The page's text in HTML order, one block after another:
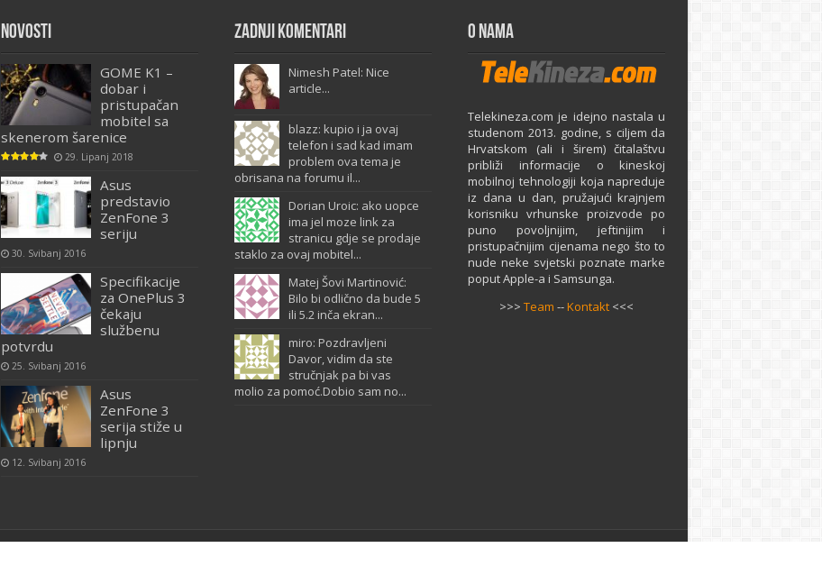
Novosti
GOME K1 –
dobar i
pristupačan
mobitel sa
skenerom šarenice
29. Lipanj 2018
Asus
predstavio
ZenFone 3
seriju
30. Svibanj 2016
Specifikacije
za OnePlus 3
čekaju
službenu
potvrdu
25. Svibanj 2016
Asus
ZenFone 3
serija stiže u
lipnju
12. Svibanj 2016
Zadnji komentari
Nimesh Patel: Nice
article...
blazz: kupio i ja ovaj
telefon i sad kad imam
problem ova tema je
obrisana na forumu il...
Dorian Uroic: ako uopce
ima jel moze link za
stranicu gdje se prodaje
staklo za ovaj mobitel...
Matej Šovi Martinović:
Bilo bi odlično da bude 5
ili 5.2 inča ekran...
miro: Pozdravljeni
Davor, vidim da ste
stručnjak pa bi vas
molio za pomoć.Dobio sam no...
O Nama
Telekineza.com je idejno nastala u
studenom 2013. godine, s ciljem da
Hrvatskom (ali i širem) čitalaštvu
približi informacije o kineskoj
mobilnoj tehnologiji koja napreduje
iz dana u dan, pružajući krajnjem
korisniku vrhunske proizvode po
puno povoljnijim, jeftinijim i
pristupačnijim cijenama nego što to
nude neke svjetski poznate marke
poput Apple-a i Samsunga.
>>>Team --Kontakt <<<